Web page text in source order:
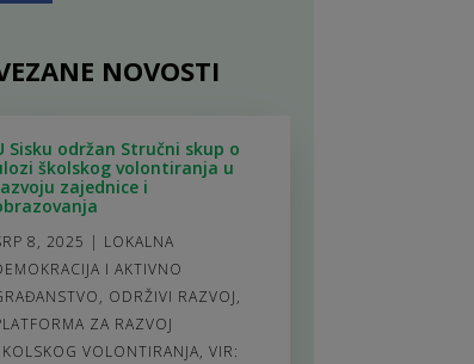
NOVOSTI
Sisku održan Stručni skup o
školskog volontiranja u
zajednice i
8, 2025 | LOKALNA
I AKTIVNO
, ODRŽIVI RAZVOJ,
ZA RAZVOJ
VOLONTIRANJA, VIR: